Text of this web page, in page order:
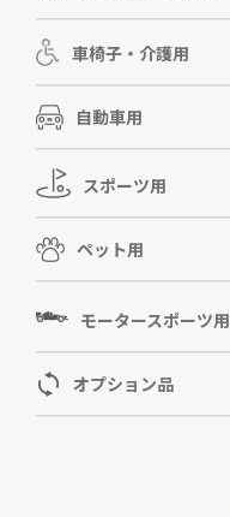
車椅子・介護用
自動車用
スポーツ用
ペット用
モータースポーツ用
オプション品